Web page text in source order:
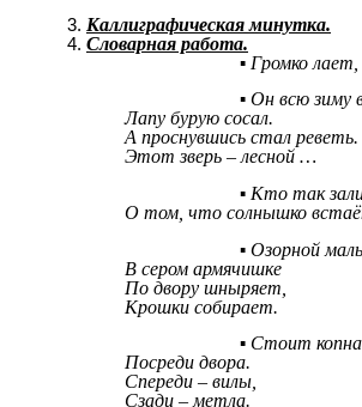
Каллиграфическая минутка.
Словарная работа.
Громко
Он всю зиму
Лапу бурую сосал.
А проснувшись стал реветь.
Этот зверь – лесной …
Кто так
О том, что солнышко
Озорной
В сером армячишке
По двору шныряет,
Крошки собирает.
Стоит копна
Посреди двора.
Спереди – вилы,
Сзади – метла.